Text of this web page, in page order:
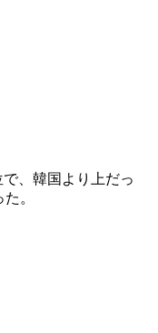
、韓国より上だっ
。